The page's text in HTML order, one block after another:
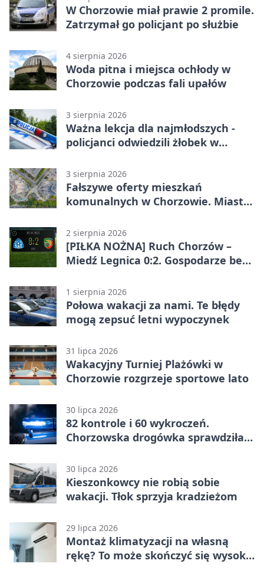
W Chorzowie miał prawie 2 promile.
Zatrzymał go policjant po służbie
4 sierpnia 2026
Woda pitna i miejsca ochłody w
Chorzowie podczas fali upałów
3 sierpnia 2026
Ważna lekcja dla najmłodszych -
policjanci odwiedzili żłobek w
3 sierpnia 2026
Fałszywe oferty mieszkań
komunalnych w Chorzowie. Miasto
2 sierpnia 2026
[PIŁKA NOŻNA] Ruch Chorzów –
Miedź Legnica 0:2. Gospodarze bez
1 sierpnia 2026
Połowa wakacji za nami. Te błędy
mogą zepsuć letni wypoczynek
31 lipca 2026
Wakacyjny Turniej Plażówki w
Chorzowie rozgrzeje sportowe lato
30 lipca 2026
82 kontrole i 60 wykroczeń.
Chorzowska drogówka sprawdziła
30 lipca 2026
Kieszonkowcy nie robią sobie
wakacji. Tłok sprzyja kradzieżom
29 lipca 2026
Montaż klimatyzacji na własną
rękę? To może skończyć się wysoką